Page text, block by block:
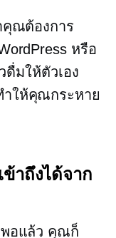
คุณต้องการ
หรือ
ดื่มให้ตัวเอง
ให้คุณกระหาย
าถึงได้จาก
พอแล้ว คุณก็